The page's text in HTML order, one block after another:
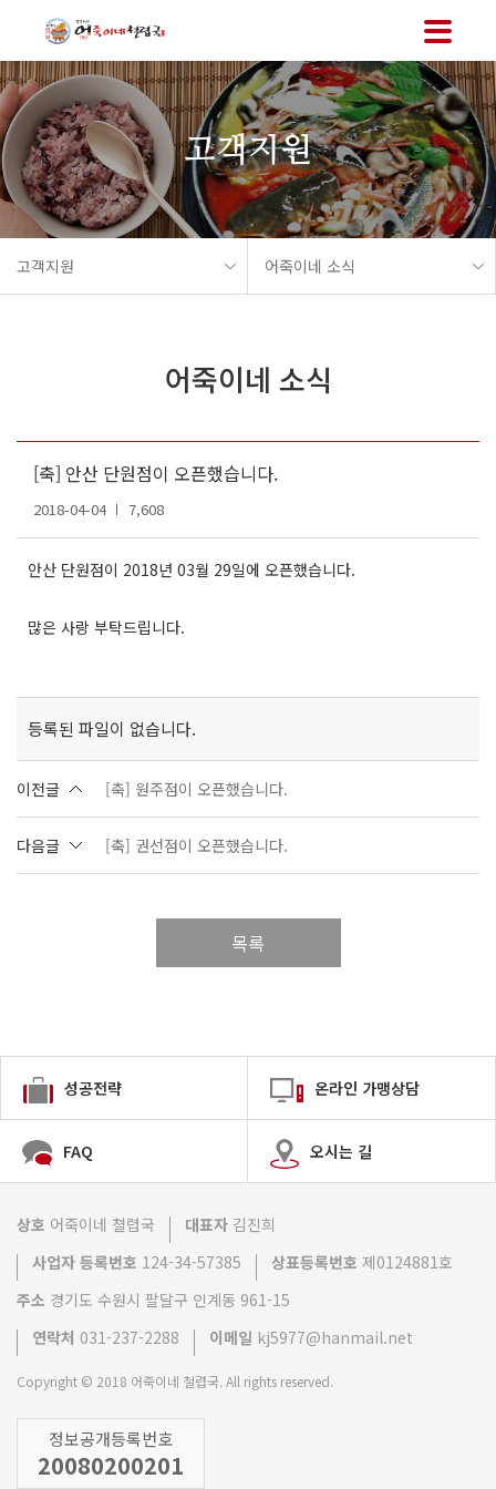
메뉴 바로가기
고객지원
고객지원 어죽이네 소식
어죽이네 소식
[축] 안산 단원점이 오픈했습니다.
2018-04-04 7,608
안산 단원점이 2018년 03월 29일에 오픈했습니다.
많은 사랑 부탁드립니다.
등록된 파일이 없습니다.
이전글 [축] 원주점이 오픈했습니다.
다음글 [축] 권선점이 오픈했습니다.
목록
성공전략 온라인 가맹상담
FAQ 오시는 길
상호 어죽이네 쳘렵국 대표자 김진희
사업자 등록번호 124-34-57385 상표등록번호 제0124881호
주소 경기도 수원시 팔달구 인계동 961-15
연락처 031-237-2288 이메일 kj5977@hanmail.net
Copyright © 2018 어죽이네 철렵국. All rights reserved.
정보공개등록번호
20080200201